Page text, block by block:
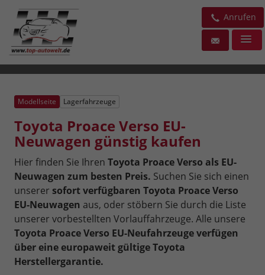
Anrufen
Modellseite Lagerfahrzeuge
Toyota Proace Verso EU-
Neuwagen günstig kaufen
Hier finden Sie Ihren Toyota Proace Verso als EU-
Neuwagen zum besten Preis. Suchen Sie sich einen
unserer sofort verfügbaren Toyota Proace Verso
EU-Neuwagen aus, oder stöbern Sie durch die Liste
unserer vorbestellten Vorlauffahrzeuge. Alle unsere
Toyota Proace Verso EU-Neufahrzeuge verfügen
über eine europaweit gültige Toyota
Herstellergarantie.